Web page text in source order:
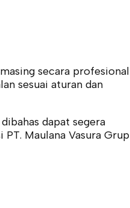
secara profesional
sesuai aturan dan
dapat segera
Maulana Vasura Grup